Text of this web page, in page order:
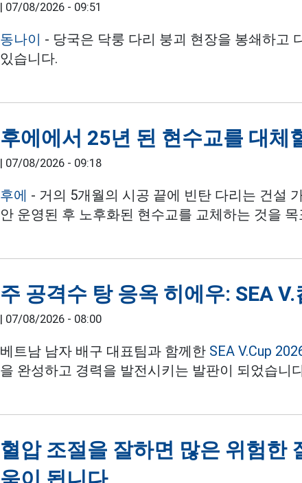
| 07/08/2026 - 09:51
동나이 - 당국은 닥룽 다리 붕괴 현장을 봉쇄하고
있습니다.
후에에서 25년 된 현수교를 대체
| 07/08/2026 - 09:18
후에 - 거의 5개월의 시공 끝에 빈탄 다리는 건설
안 운영된 후 노후화된 현수교를 교체하는 것을
주 공격수 탕 응옥 히에우: SEA
| 07/08/2026 - 08:00
베트남 남자 배구 대표팀과 함께한 SEA V.Cup
을 완성하고 경력을 발전시키는 발판이 되었습니
혈압 조절을 잘하면 많은 위험한